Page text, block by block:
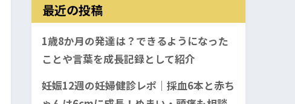
最近の投稿
1歳8か月の発達は？できるようになった
ことや言葉を成長記録として紹介
妊娠12週の妊婦健診レポ｜採血6本と赤ち